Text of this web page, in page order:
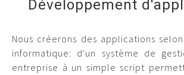
Développement
Nous créerons des applications
informatique: d'un système de
entreprise à un simple script